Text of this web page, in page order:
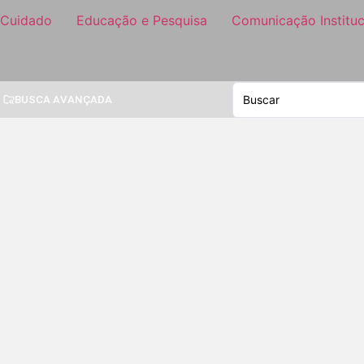
Educação e Pesquisa Comunicação
BUSCA AVANÇADA